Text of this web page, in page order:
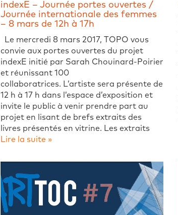
indexE – Journée portes ouvertes /
Journée internationale des femmes
– 8 mars de 12h à 17h
Le mercredi 8 mars 2017, TOPO vous
convie aux portes ouvertes du projet
indexE initié par Sarah Chouinard-Poirier
et réunissant 100
collaboratrices. L’artiste sera présente de
12 h à 17 h dans l’espace d’exposition et
invite le public à venir prendre part au
projet en lisant de brefs extraits des
livres présentés en vitrine. Les extraits
Lire la suite »